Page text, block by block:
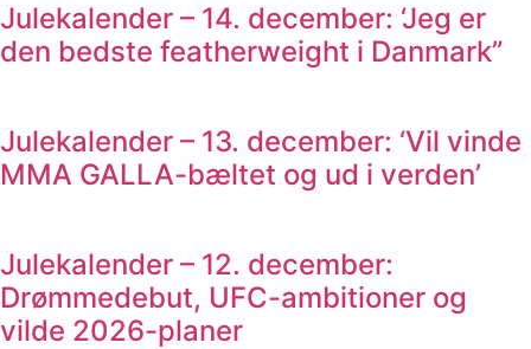
Julekalender – 14. december: ‘Jeg er
den bedste featherweight i Danmark”
Julekalender – 13. december: ‘Vil vinde
MMA GALLA-bæltet og ud i verden’
Julekalender – 12. december:
Drømmedebut, UFC-ambitioner og
vilde 2026-planer